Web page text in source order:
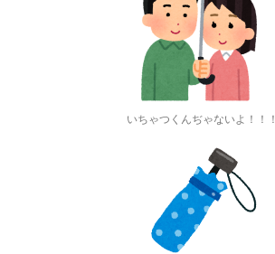
いちゃつくんぢゃないよ！！！